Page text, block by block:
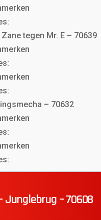
tegen Mr. E – 70639
– 70632
Junglebrug – 70608